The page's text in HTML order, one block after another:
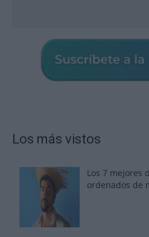
Los más vistos
Los 7 mejores
ordenados de